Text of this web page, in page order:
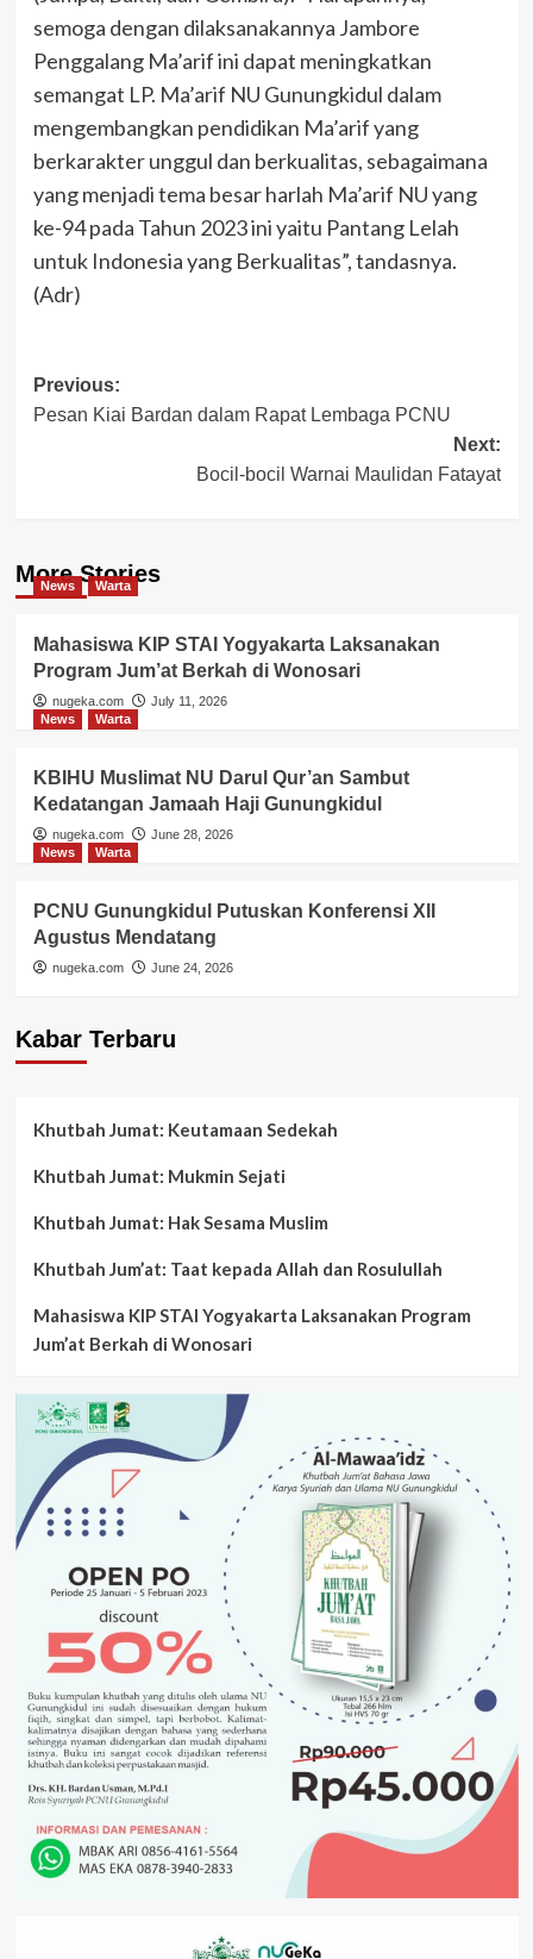
semoga dengan dilaksanakannya Jambore
Penggalang Ma’arif ini dapat meningkatkan
semangat LP. Ma’arif NU Gunungkidul dalam
mengembangkan pendidikan Ma’arif yang
berkarakter unggul dan berkualitas, sebagaimana
yang menjadi tema besar harlah Ma’arif NU yang
ke-94 pada Tahun 2023 ini yaitu Pantang Lelah
untuk Indonesia yang Berkualitas”, tandasnya.
(Adr)
Post
navigation
Previous:
Pesan Kiai Bardan dalam Rapat Lembaga PCNU
Next:
Bocil-bocil Warnai Maulidan Fatayat
More Stories
News Warta
Mahasiswa KIP STAI Yogyakarta Laksanakan
Program Jum’at Berkah di Wonosari
nugeka.com
July 11, 2026
News
Warta
KBIHU Muslimat NU Darul Qur’an Sambut
Kedatangan Jamaah Haji Gunungkidul
nugeka.com
June 28, 2026
News
Warta
PCNU Gunungkidul Putuskan Konferensi XII
Agustus Mendatang
nugeka.com June 24, 2026
Kabar Terbaru
Khutbah Jumat: Keutamaan Sedekah
Khutbah Jumat: Mukmin Sejati
Khutbah Jumat: Hak Sesama Muslim
Khutbah Jum’at: Taat kepada Allah dan Rosulullah
Mahasiswa KIP STAI Yogyakarta Laksanakan Program
Jum’at Berkah di Wonosari